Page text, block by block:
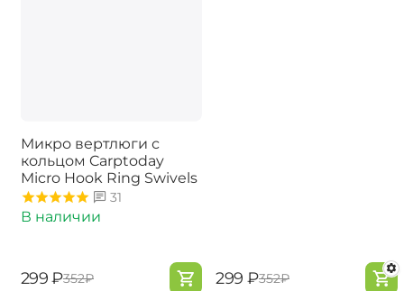
Микро вертлюги с
кольцом Carptoday
Micro Hook Ring Swivels
31
В наличии
‍299‍ ₽‍352‍₽ ‍299‍ ₽‍352‍₽